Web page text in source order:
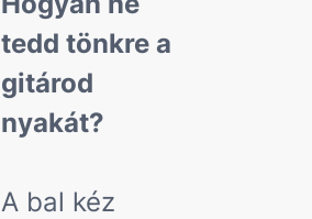
tedd tönkre a
gitárod
nyakát?
A bal kéz